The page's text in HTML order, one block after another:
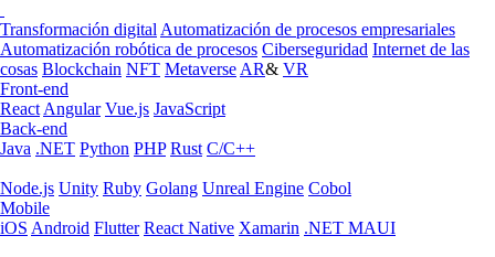
Transformación digital Automatización de procesos empresariales
Automatización robótica de procesos Ciberseguridad Internet de las
cosas Blockchain NFT Metaverse AR& VR
Front-end
React Angular Vue.js JavaScript
Back-end
Java .NET Python PHP Rust C/C++
Node.js Unity Ruby Golang Unreal Engine Cobol
Mobile
iOS Android Flutter React Native Xamarin .NET MAUI